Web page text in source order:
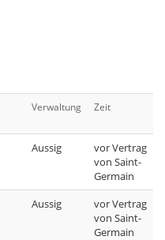
Verwaltung Zeit
Aussig
vor Vertrag
von Saint-
Germain
Aussig
vor Vertrag
von Saint-
Germain